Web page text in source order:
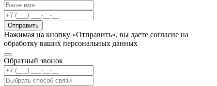
Отправить
Нажимая на кнопку «Отправить», вы даете согласие на
обработку ваших персональных данных
Обратный звонок